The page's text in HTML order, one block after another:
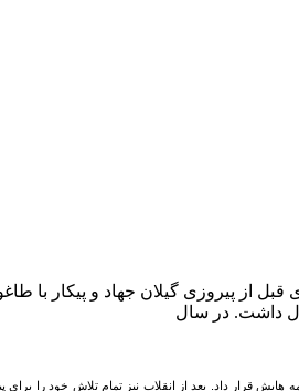
از پیروزی گیلان جهاد و پیکار با
قرار داد. بعد از انقلاب نیز تمام تلاش خود را